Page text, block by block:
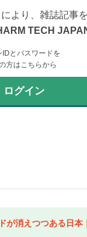
より、雑誌記事
TECH
IDとパスワードを
方はこちらから
ログイン
が消えつつある日